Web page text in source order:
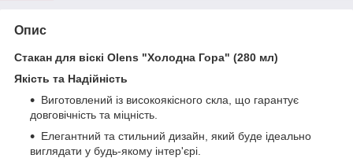
Опис
Стакан для віскі Olens "Холодна Гора" (280 мл)
Якість та Надійність
Виготовлений із високоякісного скла, що гарантує
довговічність та міцність.
Елегантний та стильний дизайн, який буде ідеально
виглядати у будь-якому інтер'єрі.